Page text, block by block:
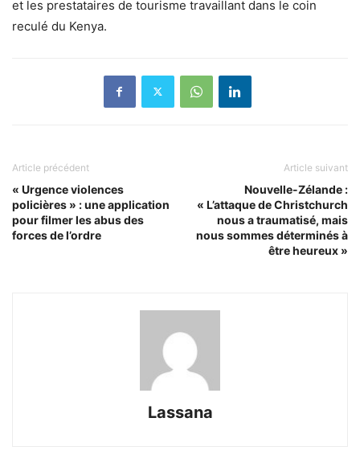
et les prestataires de tourisme travaillant dans le coin
reculé du Kenya.
Article précédent
« Urgence violences
policières » : une application
pour filmer les abus des
forces de l’ordre
Article suivant
Nouvelle-Zélande :
« L’attaque de Christchurch
nous a traumatisé, mais
nous sommes déterminés à
être heureux »
Lassana